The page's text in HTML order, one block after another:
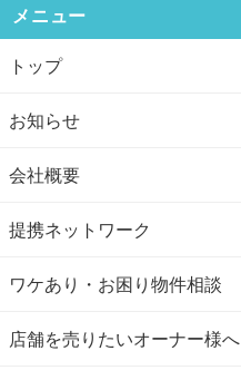
メニュー
トップ
お知らせ
会社概要
提携ネットワーク
ワケあり・お困り物件相談
店舗を売りたいオーナー様へ